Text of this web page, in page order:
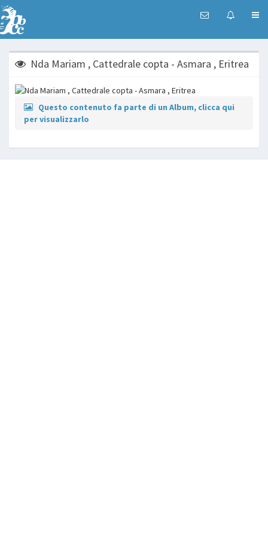
Nda Mariam , Cattedrale copta - Asmara , Eritrea
Questo contenuto fa parte di un Album, clicca qui
per visualizzarlo